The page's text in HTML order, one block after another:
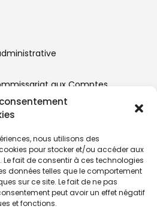
nous utilisons des
pour stocker et/ou accéder aux
fait de consentir à ces technologies
données telles que le comportement
sur ce site. Le fait de ne pas
peut avoir un effet négatif
et fonctions.
aux Comptes